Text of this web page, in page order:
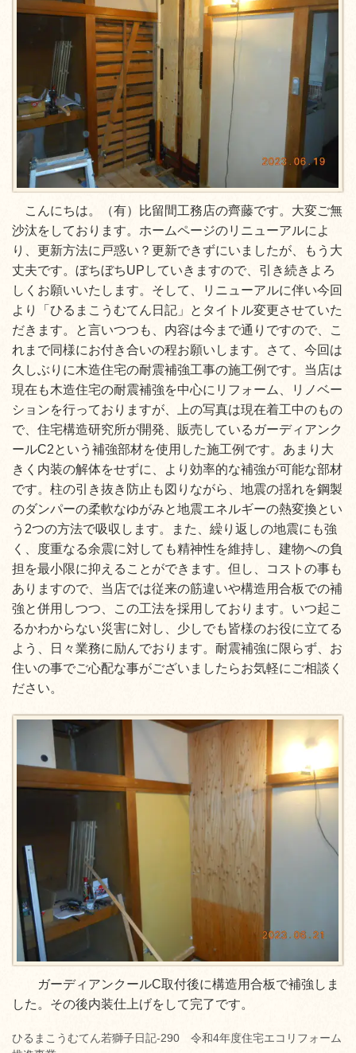
こんにちは。（有）比留間工務店の齊藤です。大変ご無
沙汰をしております。ホームページのリニューアルによ
り、更新方法に戸惑い？更新できずにいましたが、もう大
丈夫です。ぼちぼちUPしていきますので、引き続きよろ
しくお願いいたします。そして、リニューアルに伴い今回
より「ひるまこうむてん日記」とタイトル変更させていた
だきます。と言いつつも、内容は今まで通りですので、こ
れまで同様にお付き合いの程お願いします。さて、今回は
久しぶりに木造住宅の耐震補強工事の施工例です。当店は
現在も木造住宅の耐震補強を中心にリフォーム、リノベー
ションを行っておりますが、上の写真は現在着工中のもの
で、住宅構造研究所が開発、販売しているガーディアンク
ールC2という補強部材を使用した施工例です。あまり大
きく内装の解体をせずに、より効率的な補強が可能な部材
です。柱の引き抜き防止も図りながら、地震の揺れを鋼製
のダンパーの柔軟なゆがみと地震エネルギーの熱変換とい
う2つの方法で吸収します。また、繰り返しの地震にも強
く、度重なる余震に対しても精神性を維持し、建物への負
担を最小限に抑えることができます。但し、コストの事も
ありますので、当店では従来の筋違いや構造用合板での補
強と併用しつつ、この工法を採用しております。いつ起こ
るかわからない災害に対し、少しでも皆様のお役に立てる
よう、日々業務に励んでおります。耐震補強に限らず、お
住いの事でご心配な事がございましたらお気軽にご相談く
ださい。
ガーディアンクールC取付後に構造用合板で補強しま
した。その後内装仕上げをして完了です。
ひるまこうむてん若獅子日記-290 令和4年度住宅エコリフォーム